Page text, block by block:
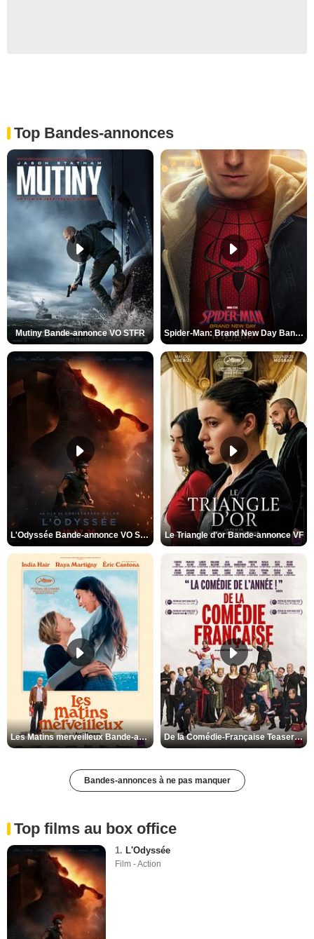
Top Bandes-annonces
Mutiny Bande-annonce VO STFR Spider-Man: Brand New Day Bande-annonce VO STFR
L'Odyssée Bande-annonce VO STFR Le Triangle d'or Bande-annonce VF
Les Matins merveilleux Bande-annonce VF De la Comédie-Française Teaser VF
Bandes-annonces à ne pas manquer
Top films au box office
1. L'Odyssée
Film - Action